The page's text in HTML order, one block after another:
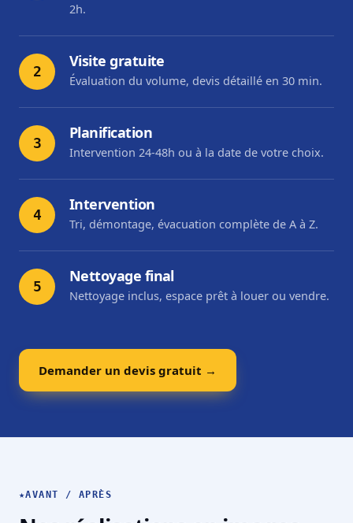
2h.
2
Visite gratuite
Évaluation du volume, devis détaillé en 30 min.
3
Planification
Intervention 24-48h ou à la date de votre choix.
4
Intervention
Tri, démontage, évacuation complète de A à Z.
5
Nettoyage final
Nettoyage inclus, espace prêt à louer ou vendre.
Demander un devis gratuit →
★AVANT / APRÈS